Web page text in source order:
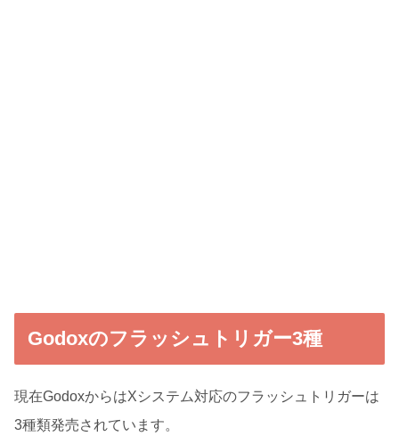
Godoxのフラッシュトリガー3種
現在GodoxからはXシステム対応のフラッシュトリガーは
3種類発売されています。